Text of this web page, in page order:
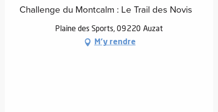
Challenge du Montcalm : Le Trail des Novis
Plaine des Sports, 09220 Auzat
M'y rendre